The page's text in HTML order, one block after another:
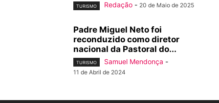
TURISMO Redação - 20 de Maio de 2025
Padre Miguel Neto foi
reconduzido como diretor
nacional da Pastoral do...
TURISMO Samuel Mendonça -
11 de Abril de 2024